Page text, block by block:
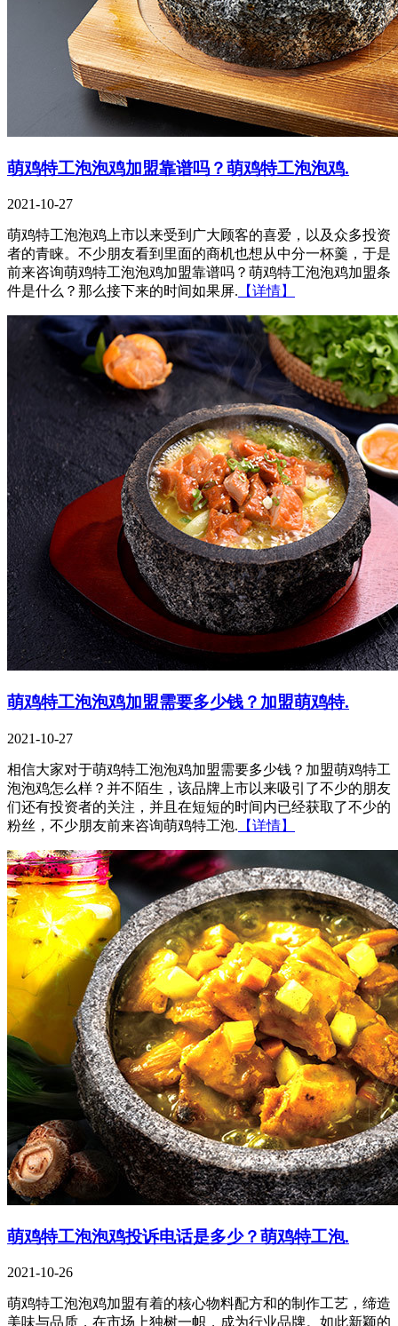
萌鸡特工泡泡鸡加盟靠谱吗？萌鸡特工泡泡鸡.
2021-10-27
萌鸡特工泡泡鸡上市以来受到广大顾客的喜爱，以及众多投资
者的青睐。不少朋友看到里面的商机也想从中分一杯羹，于是
前来咨询萌鸡特工泡泡鸡加盟靠谱吗？萌鸡特工泡泡鸡加盟条
件是什么？那么接下来的时间如果屏. 【详情】
萌鸡特工泡泡鸡加盟需要多少钱？加盟萌鸡特.
2021-10-27
相信大家对于萌鸡特工泡泡鸡加盟需要多少钱？加盟萌鸡特工
泡泡鸡怎么样？并不陌生，该品牌上市以来吸引了不少的朋友
们还有投资者的关注，并且在短短的时间内已经获取了不少的
粉丝，不少朋友前来咨询萌鸡特工泡. 【详情】
萌鸡特工泡泡鸡投诉电话是多少？萌鸡特工泡.
2021-10-26
萌鸡特工泡泡鸡加盟有着的核心物料配方和的制作工艺，缔造
美味与品质，在市场上独树一帜，成为行业品牌。如此新颖的